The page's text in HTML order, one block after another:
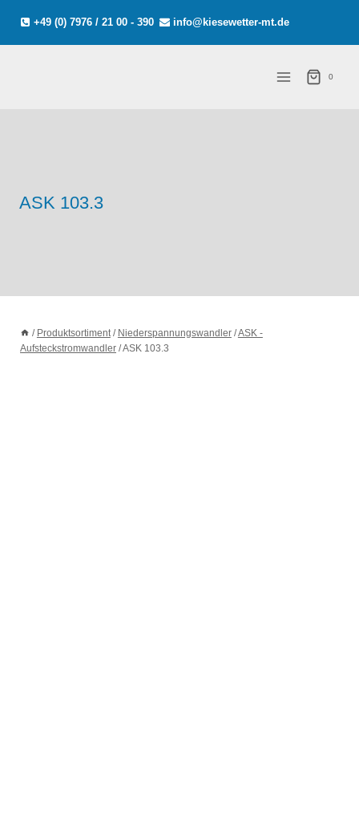
Inhalt
springen
+49 (0) 7976 / 21 00 - 390 info@kiesewetter-mt.de
0
ASK 103.3
/ Produktsortiment / Niederspannungswandler /ASK -
Aufsteckstromwandler /ASK 103.3